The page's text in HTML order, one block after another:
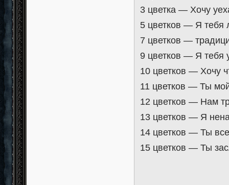
3 цветка — Хочу
5 цветков — Я
7 цветков —
9 цветков — Я тебя
10 цветков — Хочу
11 цветков — Ты
12 цветков — Нам
13 цветков — Я
14 цветков — Ты
15 цветков — Ты